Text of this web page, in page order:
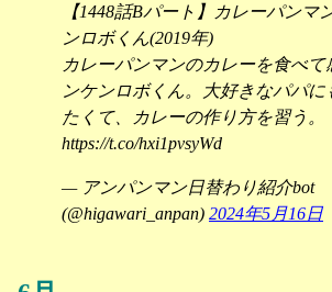
【1448話Bパート】カレーパンマ
ンロボくん(2019年)
カレーパンマンのカレーを食べて
ンケンロボくん。大好きなパパに
たくて、カレーの作り方を習う。
https://t.co/hxi1pvsyWd
— アンパンマン日替わり紹介bot
(@higawari_anpan) 2024年5月16日